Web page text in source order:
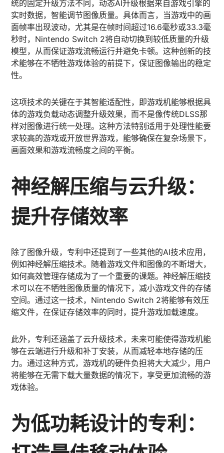
统的固定升级方法不同，动态AI升级根据来自游戏引擎的
实时数据，智能调节图像质量。具体而言，当游戏中的画
面帧率出现波动，尤其是在帧时间超过16.6毫秒或33.3毫
秒时，Nintendo Switch 2将自动切换到较低质量的升级
模型，从而保证游戏流畅运行并避免卡顿。这种创新的技
术能够在不牺牲游戏体验的前提下，保证图像输出的稳定
性。
这项技术的关键在于其智能适配性，即游戏机能够根据具
体的游戏负载动态调整升级效果，而不是像传统DLSS那
样对图像进行统一处理。这种方法特别适用于处理性能要
求较高的游戏或开放世界游戏，能够确保在复杂场景下，
画面效果和游戏流畅度之间的平衡。
神经解压缩与云升级：
提升存储效率
除了图像升级，专利中还提到了一些其他的AI技术应用，
例如神经解压缩技术。随着游戏文件和图像的不断增大，
如何高效管理存储成为了一个重要的课题。神经解压缩技
术可以在不牺牲图像质量的情况下，减小游戏文件的存储
空间。通过这一技术，Nintendo Switch 2将能够有效压
缩文件，在保证存储效率的同时，提升游戏加载速度。
此外，专利还涵盖了云升级技术，未来可能使得游戏机能
够在云端进行升级和补丁安装，从而减轻本地存储的压
力。通过这种方式，游戏机的硬件负担将大大减少，用户
将能够在无需下载大量数据的情况下，享受更加流畅的游
戏体验。
为低功耗设计的专利：